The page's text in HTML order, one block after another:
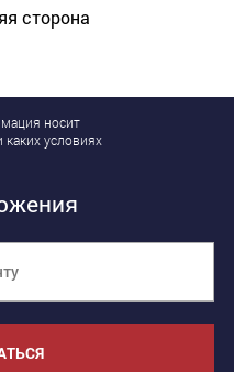
сторона
носит
условиях